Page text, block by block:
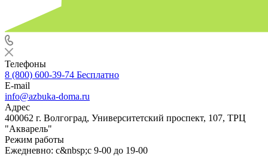
Телефоны
8 (800) 600-39-74 Бесплатно
E-mail
info@azbuka-doma.ru
Адрес
400062 г. Волгоград, Университетский проспект, 107, ТРЦ
"Акварель"
Режим работы
Ежедневно: с&nbsp;с 9-00 до 19-00